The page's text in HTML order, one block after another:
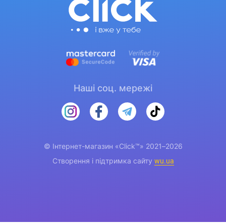
Наші соц. мережі
© Інтернет-магазин «Click™» 2021–2026
Створення і підтримка сайту wu.ua